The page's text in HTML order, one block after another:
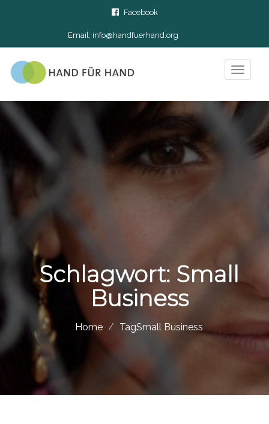
Facebook
Email: info@handfuerhand.org
Schlagwort: Small
Business
Home TagSmall Business